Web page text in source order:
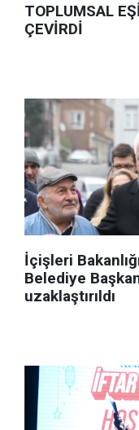
TOPLUMSAL
ÇEVİRDİ
İçişleri
Belediye
uzaklaştırıldı